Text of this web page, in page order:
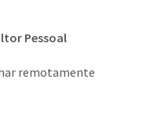
Pessoal
remotamente